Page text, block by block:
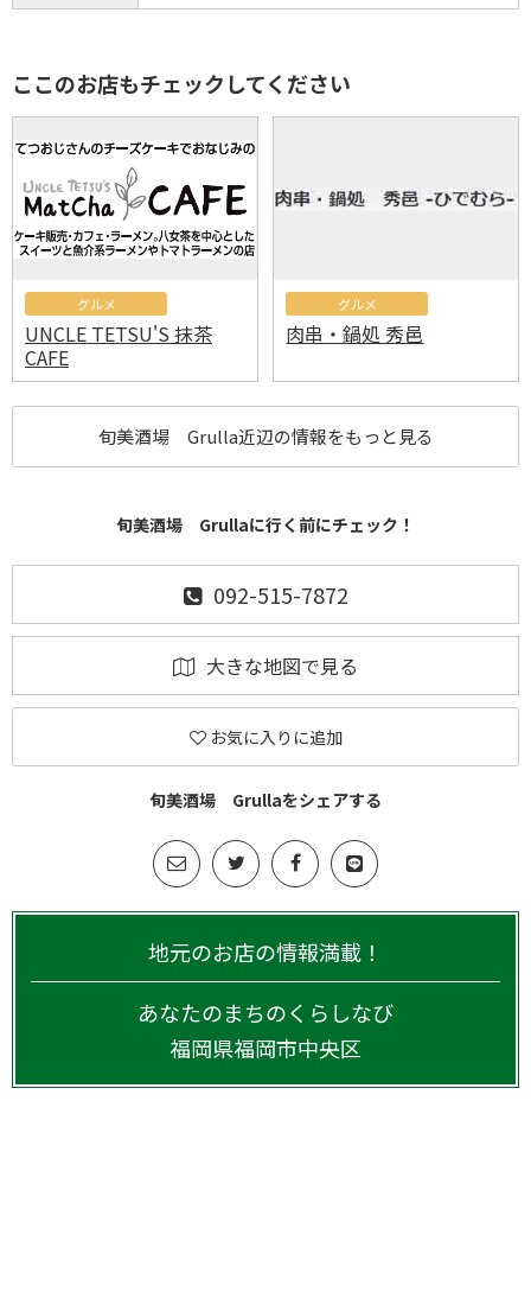
ここのお店もチェックしてください
グルメ
UNCLE TETSU'S 抹茶
CAFE
グルメ
肉串・鍋処 秀邑
旬美酒場 Grulla近辺の情報をもっと見る
旬美酒場 Grullaに行く前にチェック！
092-515-7872
大きな地図で見る
お気に入りに追加
旬美酒場 Grullaをシェアする
地元のお店の情報満載！
あなたのまちのくらしなび
福岡県福岡市中央区